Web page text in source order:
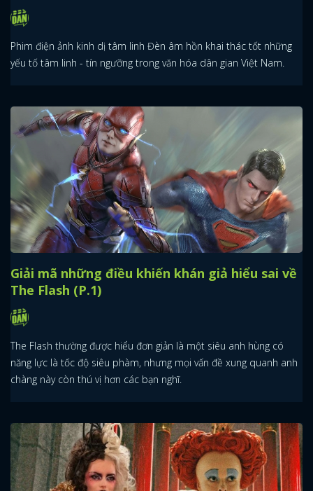
Phim điện ảnh kinh dị tâm linh Đèn âm hồn khai thác tốt những
yếu tố tâm linh - tín ngưỡng trong văn hóa dân gian Việt Nam.
Giải mã những điều khiến khán giả hiểu sai về
The Flash (P.1)
The Flash thường được hiểu đơn giản là một siêu anh hùng có
năng lực là tốc độ siêu phàm, nhưng mọi vấn đề xung quanh anh
chàng này còn thú vị hơn các bạn nghĩ.